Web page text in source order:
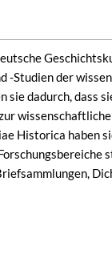
-Studien der
dadurch, dass
Historica haben